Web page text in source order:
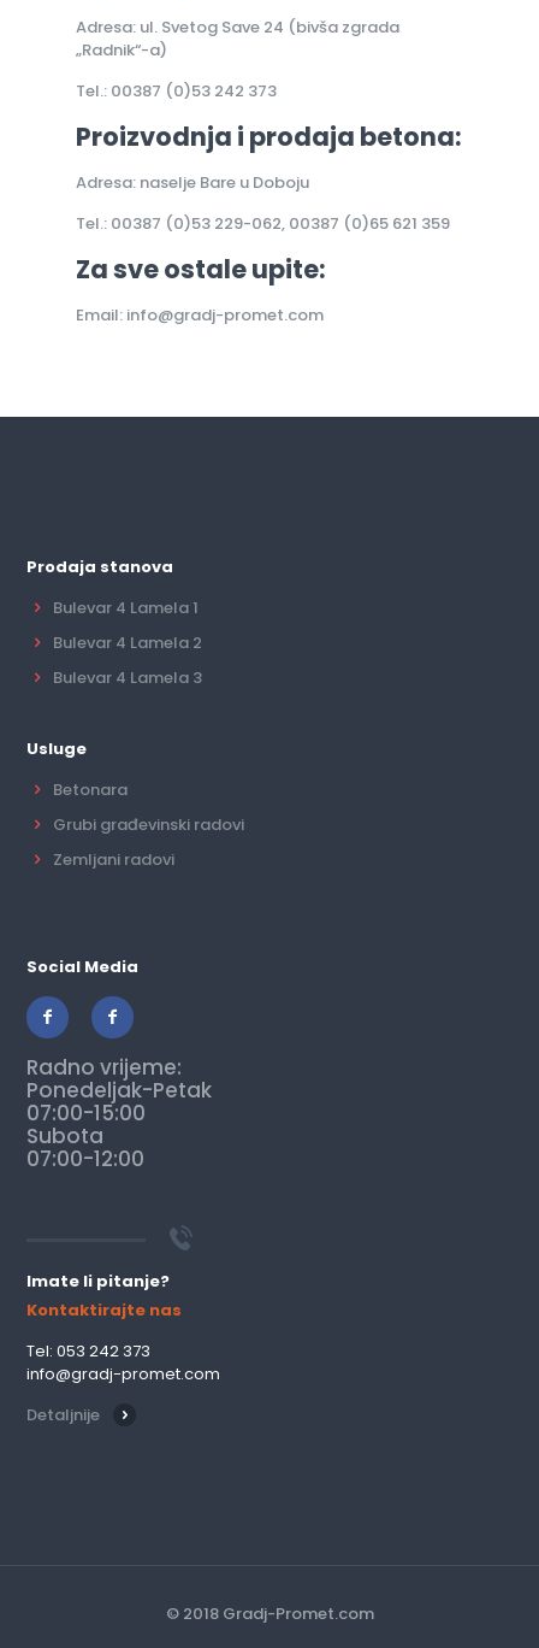
Adresa: ul. Svetog Save 24 (bivša zgrada
„Radnik“-a)
Tel.: 00387 (0)53 242 373
Proizvodnja i prodaja betona:
Adresa: naselje Bare u Doboju
Tel.: 00387 (0)53 229-062, 00387 (0)65 621 359
Za sve ostale upite:
Email: info@gradj-promet.com
Prodaja stanova
Bulevar 4 Lamela 1
Bulevar 4 Lamela 2
Bulevar 4 Lamela 3
Usluge
Betonara
Grubi građevinski radovi
Zemljani radovi
Social Media
Radno vrijeme:
Ponedeljak-Petak
07:00-15:00
Subota
07:00-12:00
Imate li pitanje?
Kontaktirajte nas
Tel: 053 242 373
info@gradj-promet.com
Detaljnije
© 2018 Gradj-Promet.com